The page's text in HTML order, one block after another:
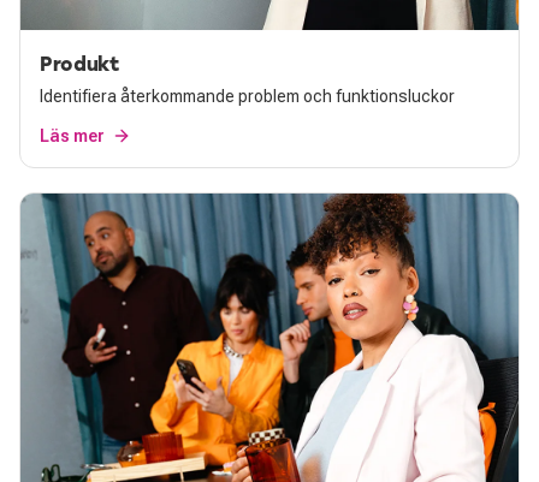
Produkt
Identifiera återkommande problem och funktionsluckor
Läs mer